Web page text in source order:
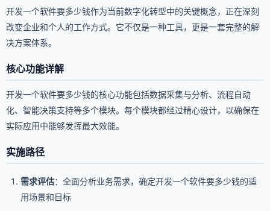
开发一个软件要多少钱作为当前数字化转型中的关键概念，正在深刻
改变企业和个人的工作方式。它不仅是一种工具，更是一套完整的解
决方案体系。
核心功能详解
开发一个软件要多少钱的核心功能包括数据采集与分析、流程自动
化、智能决策支持等多个模块。每个模块都经过精心设计，以确保在
实际应用中能够发挥最大效能。
实施路径
需求评估：全面分析业务需求，确定开发一个软件要多少钱的适
用场景和目标